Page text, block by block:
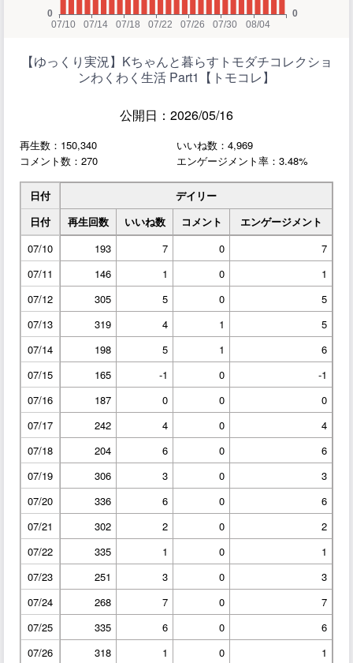
【ゆっくり実況】Kちゃんと暮らすトモダチコレクショ
ンわくわく生活 Part1【トモコレ】
公開日：2026/05/16
再生数：150,340
いいね数：4,969
コメント数：270
エンゲージメント率：3.48%
日付
デイリー
日付
再生回数 いいね数 コメント
エンゲージメント
07/10
193 7 0
7
07/11
146 1 0
1
07/12
305 5 0
5
07/13
319 4 1
5
07/14
198 5 1
6
07/15
165 -1 0
-1
07/16
187 0 0
0
07/17
242 4 0
4
07/18
204 6 0
6
07/19
306 3 0
3
07/20
336 6 0
6
07/21
302 2 0
2
07/22
335 1 0
1
07/23
251 3 0
3
07/24
268 7 0
7
07/25
335 6 0
6
07/26
318 1 0
1